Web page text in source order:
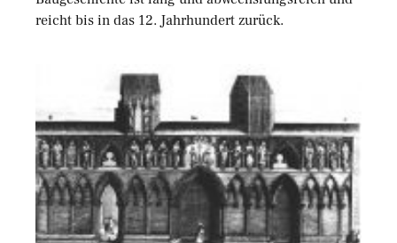
reicht bis in das 12. Jahrhundert zurück.